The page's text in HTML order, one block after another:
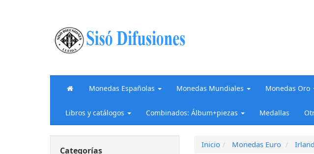
Monedas Españolas Monedas Mundiales Monedas Oro
Libros y catálogos Combinados: Álbum+piezas Medallas
Categorías
Inicio Monedas Euro